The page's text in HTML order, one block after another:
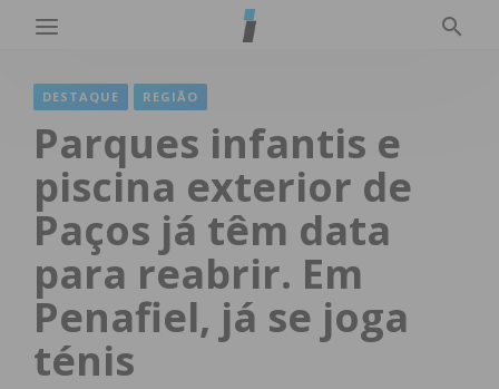
DESTAQUE REGIÃO
Parques infantis e
piscina exterior de
Paços já têm data
para reabrir. Em
Penafiel, já se joga
ténis